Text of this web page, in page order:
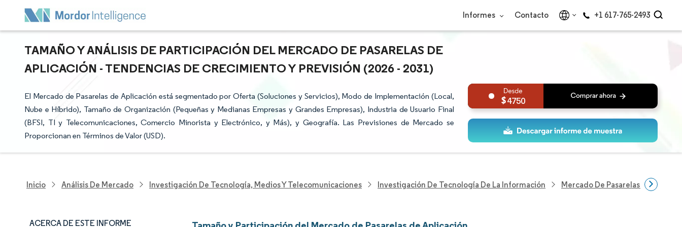
Informes Contacto +1 617-765-2493
TAMAÑO Y ANÁLISIS DE PARTICIPACIÓN DEL MERCADO DE PASARELAS DE
APLICACIÓN - TENDENCIAS DE CRECIMIENTO Y PREVISIÓN (2026 - 2031)
El Mercado de Pasarelas de Aplicación está segmentado por Oferta (Soluciones y Servicios), Modo de Implementación (Local,
Nube e Híbrido), Tamaño de Organización (Pequeñas y Medianas Empresas y Grandes Empresas), Industria de Usuario Final
(BFSI, TI y Telecomunicaciones, Comercio Minorista y Electrónico, y Más), y Geografía. Las Previsiones de Mercado se
Proporcionan en Términos de Valor (USD).
4750
Inicio Análisis De Mercado Investigación De Tecnología, Medios Y Telecomunicaciones Investigación De Tecnología De La Información Mercado De Pasarelas De
ACERCA DE ESTE INFORME